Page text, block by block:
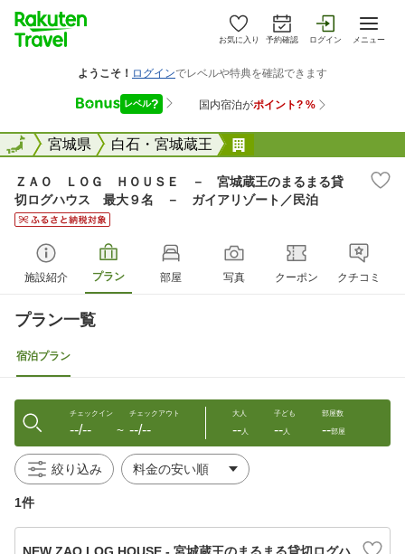
お気に入り 予約確認 ログイン メニュー
全国宮城県 白石・宮城蔵王
全国
ＺＡＯ ＬＯＧ ＨＯＵＳＥ － 宮城蔵王のまるまる貸
切ログハウス 最大９名 － ガイアリゾート／民泊
施設紹介 プラン 部屋 写真 クーポン クチコミ
プラン一覧
宿泊プラン
チェックイン
--/-- 〜
チェックアウト
--/--
大人
--人
子ども
--人
部屋数
--部屋
絞り込み
1件